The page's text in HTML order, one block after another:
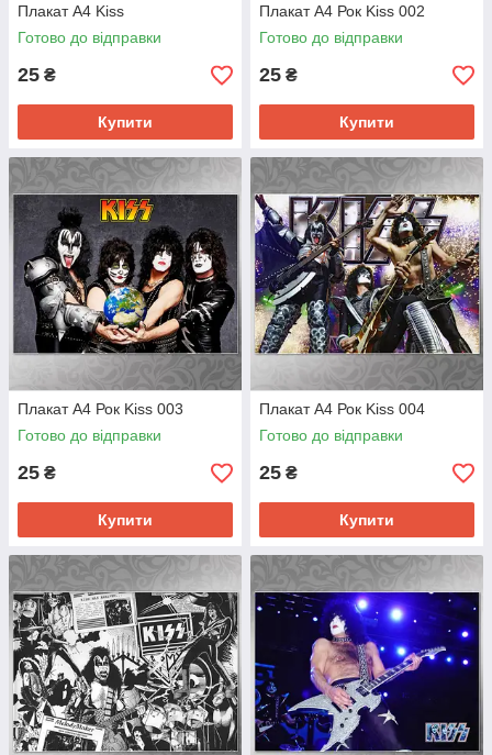
Плакат А4 Kiss
Готово до відправки
25 ₴
Купити
Плакат А4 Рок Kiss 002
Готово до відправки
25 ₴
Купити
Плакат А4 Рок Kiss 003
Готово до відправки
25 ₴
Купити
Плакат А4 Рок Kiss 004
Готово до відправки
25 ₴
Купити